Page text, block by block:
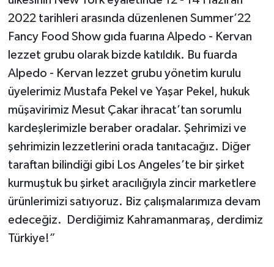
2022 tarihleri arasında düzenlenen Summer’22
Fancy Food Show gıda fuarına Alpedo - Kervan
lezzet grubu olarak bizde katıldık. Bu fuarda
Alpedo - Kervan lezzet grubu yönetim kurulu
üyelerimiz Mustafa Pekel ve Yaşar Pekel, hukuk
müşavirimiz Mesut Çakar ihracat’tan sorumlu
kardeşlerimizle beraber oradalar. Şehrimizi ve
şehrimizin lezzetlerini orada tanıtacağız. Diğer
taraftan bilindiği gibi Los Angeles’te bir şirket
kurmuştuk bu şirket aracılığıyla zincir marketlere
ürünlerimizi satıyoruz. Biz çalışmalarımıza devam
edeceğiz. Derdiğimiz Kahramanmaraş, derdimiz
Türkiye!”